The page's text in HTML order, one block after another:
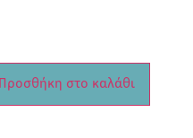
Προσθήκη στο καλάθι